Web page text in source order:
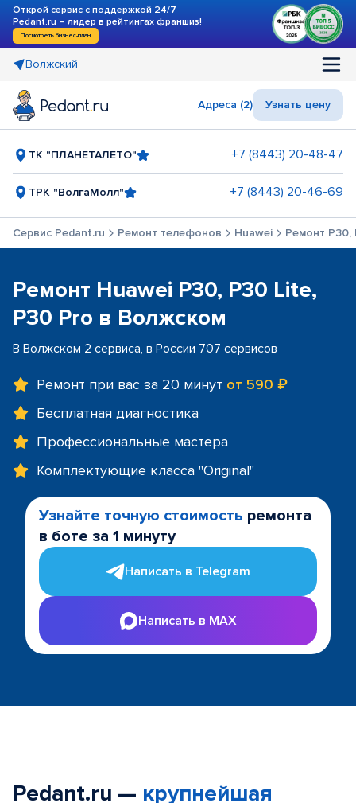
Открой сервис с поддержкой 24/7
Pedant.ru – лидер в рейтингах франшиз!
Посмотреть бизнес-план
Волжский
Адреса (2) Узнать цену
ТК "ПЛАНЕТАЛЕТО" +7 (8443) 20-48-47
ТРК "ВолгаМолл" +7 (8443) 20-46-69
Сервис Pedant.ru Ремонт телефонов Huawei Ремонт P30,
Ремонт Huawei P30, P30 Lite,
P30 Pro в Волжском
В Волжском 2 сервиса, в России 707 сервисов
Ремонт при вас за 20 минут от 590 ₽
Бесплатная диагностика
Профессиональные мастера
Комплектующие класса "Original"
Узнайте точную стоимость ремонта
в боте за 1 минуту
Написать в Telegram
Написать в MAX
Pedant.ru — крупнейшая